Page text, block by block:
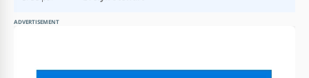
ADVERTISEMENT